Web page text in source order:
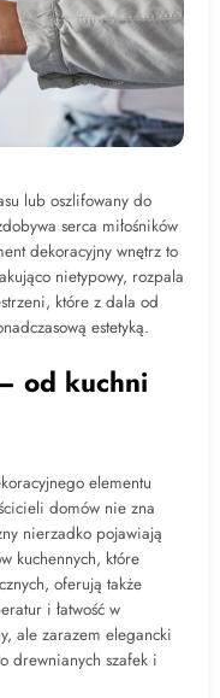
lub oszlifowany do
serca miłośników
dekoracyjny wnętrz to
nietypowy, rozpala
które z dala od
estetyką.
od kuchni
elementu
domów nie zna
nierzadko pojawiają
kuchennych, które
oferują także
i łatwość w
ale zarazem elegancki
drewnianych szafek i